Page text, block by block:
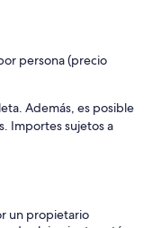
persona (precio
Además, es posible
Importes sujetos a
un propietario